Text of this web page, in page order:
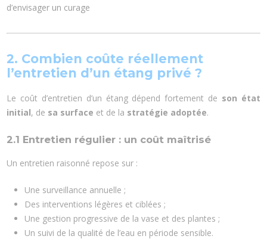
d’envisager un curage
2. Combien coûte réellement
l’entretien d’un étang privé ?
Le coût d’entretien d’un étang dépend fortement de son état
initial, de sa surface et de la stratégie adoptée.
2.1 Entretien régulier : un coût maîtrisé
Un entretien raisonné repose sur :
Une surveillance annuelle ;
Des interventions légères et ciblées ;
Une gestion progressive de la vase et des plantes ;
Un suivi de la qualité de l’eau en période sensible.